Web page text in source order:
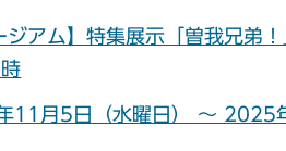
ジアム】特集展示「曽我兄
11月5日（水曜日） ～ 2025